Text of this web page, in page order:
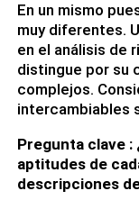
En un mismo
muy diferentes.
en el análisis de
distingue por su
complejos.
intercambiables
Pregunta clave:
aptitudes de
descripciones